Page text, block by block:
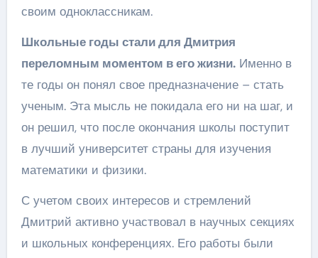
своим одноклассникам.
Школьные годы стали для Дмитрия
переломным моментом в его жизни.Именно в
те годы он понял свое предназначение – стать
ученым. Эта мысль не покидала его ни на шаг, и
он решил, что после окончания школы поступит
в лучший университет страны для изучения
математики и физики.
С учетом своих интересов и стремлений
Дмитрий активно участвовал в научных секциях
и школьных конференциях. Его работы были